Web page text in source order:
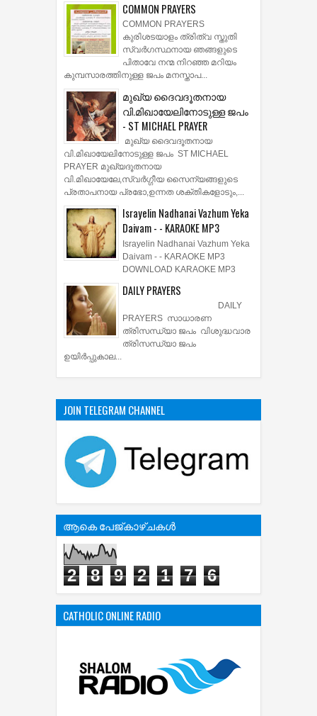
COMMON PRAYERS
COMMON PRAYERS
കുരിശടയാളം ത്രിത്വ സ്തുതി
സ്വര്‍ഗസ്ഥനായ ഞങ്ങളുടെ
പിതാവേ നന്മ നിറഞ്ഞ മറിയം
കുമ്പസാരത്തിനുള്ള ജപം മനസ്താപ...
മുഖ്യ ദൈവദൂതനായ
വി.മിഖായേലിനോടുള്ള ജപം
- ST MICHAEL PRAYER
മുഖ്യ ദൈവദൂതനായ
വി.മിഖായേലിനോടുള്ള ജപം ST MICHAEL
PRAYER മുഖ്യദൂതനായ
വി.മിഖായേലേ,സ്വർഗ്ഗീയ സൈന്യങ്ങളുടെ
പ്രതാപനായ പ്രഭോ,ഉന്നത ശക്തികളോടും,...
Israyelin Nadhanai Vazhum Yeka
Daivam - - KARAOKE MP3
Israyelin Nadhanai Vazhum Yeka
Daivam - - KARAOKE MP3
DOWNLOAD KARAOKE MP3
DAILY PRAYERS
DAILY
PRAYERS സാധാരണ
ത്രിസന്ധ്യാ ജപം വിശുദ്ധവാര
ത്രിസന്ധ്യാ ജപം
ഉയിര്‍പ്പുകാല...
JOIN TELEGRAM CHANNEL
ആകെ പേജ്‌കാഴ്‌ചകള്‍
2 8 9 2 1 7 6
CATHOLIC ONLINE RADIO